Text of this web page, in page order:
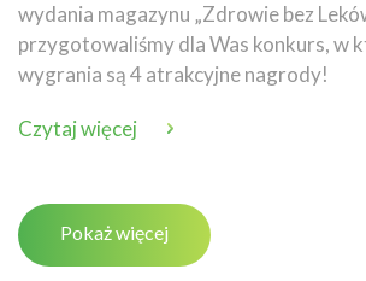
wydania magazynu „Zdrowie bez
przygotowaliśmy dla Was konkurs, w
wygrania są 4 atrakcyjne nagrody!
Czytaj więcej
Pokaż więcej